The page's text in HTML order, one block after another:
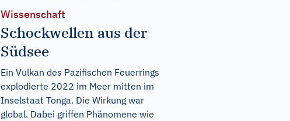
Wissenschaft
Schockwellen aus der
Südsee
Ein Vulkan des Pazifischen Feuerrings
explodierte 2022 im Meer mitten im
Inselstaat Tonga. Die Wirkung war
global. Dabei griffen Phänomene wie